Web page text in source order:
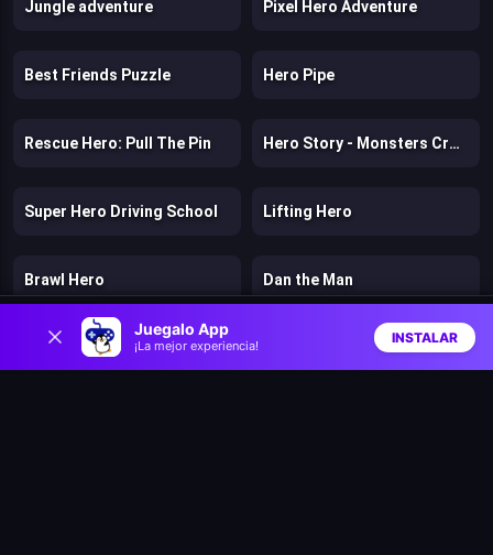
Juegalo App
¡La mejor experiencia!
INSTALAR
Jungle adventure Pixel Hero Adventure
Best Friends Puzzle Hero Pipe
Rescue Hero: Pull The Pin Hero Story - Monsters Crossing
Super Hero Driving School Lifting Hero
Brawl Hero Dan the Man
Dogs vs Aliens